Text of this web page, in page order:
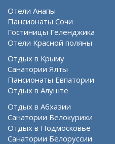
Отели Анапы
Пансионаты Сочи
Гостиницы Геленджика
Отели Красной поляны
Отдых в Крыму
Санатории Ялты
Пансионаты Евпатории
Отдых в Алуште
Отдых в Абхазии
Санатории Белокурихи
Отдых в Подмосковье
Санатории Белоруссии